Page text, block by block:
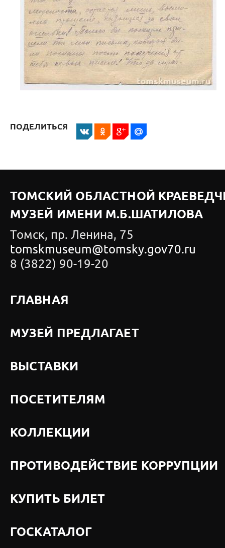
ПОДЕЛИТЬСЯ
ТОМСКИЙ ОБЛАСТНОЙ
МУЗЕЙ ИМЕНИ М.Б.ШАТИЛОВА
Томск, пр. Ленина, 75
tomskmuseum@tomsky.gov70.ru
8 (3822) 90-19-20
ГЛАВНАЯ
МУЗЕЙ ПРЕДЛАГАЕТ
ВЫСТАВКИ
ПОСЕТИТЕЛЯМ
КОЛЛЕКЦИИ
ПРОТИВОДЕЙСТВИЕ КОРРУПЦИИ
КУПИТЬ БИЛЕТ
ГОСКАТАЛОГ